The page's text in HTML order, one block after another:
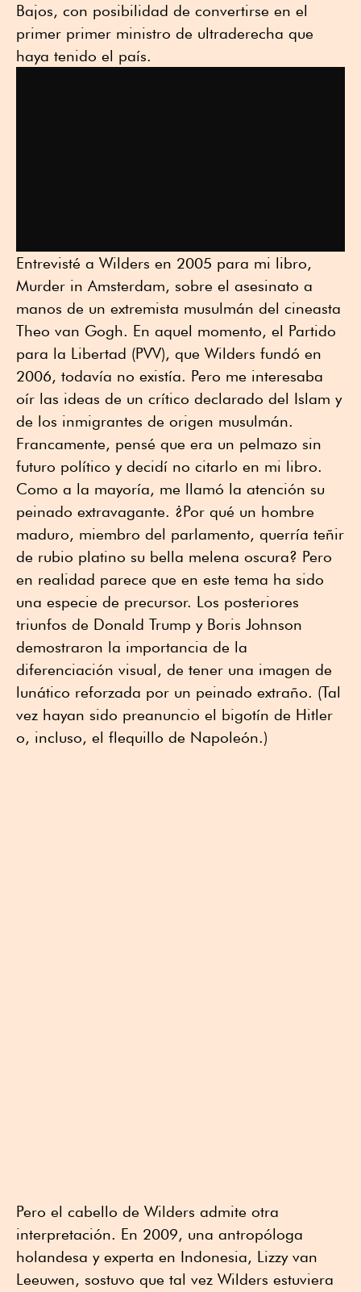
Bajos, con posibilidad de convertirse en el
primer primer ministro de ultraderecha que
haya tenido el país.
Entrevisté a Wilders en 2005 para mi libro,
Murder in Amsterdam, sobre el asesinato a
manos de un extremista musulmán del cineasta
Theo van Gogh. En aquel momento, el Partido
para la Libertad (PVV), que Wilders fundó en
2006, todavía no existía. Pero me interesaba
oír las ideas de un crítico declarado del Islam y
de los inmigrantes de origen musulmán.
Francamente, pensé que era un pelmazo sin
futuro político y decidí no citarlo en mi libro.
Como a la mayoría, me llamó la atención su
peinado extravagante. ¿Por qué un hombre
maduro, miembro del parlamento, querría teñir
de rubio platino su bella melena oscura? Pero
en realidad parece que en este tema ha sido
una especie de precursor. Los posteriores
triunfos de Donald Trump y Boris Johnson
demostraron la importancia de la
diferenciación visual, de tener una imagen de
lunático reforzada por un peinado extraño. (Tal
vez hayan sido preanuncio el bigotín de Hitler
o, incluso, el flequillo de Napoleón.)
Pero el cabello de Wilders admite otra
interpretación. En 2009, una antropóloga
holandesa y experta en Indonesia, Lizzy van
Leeuwen, sostuvo que tal vez Wilders estuviera